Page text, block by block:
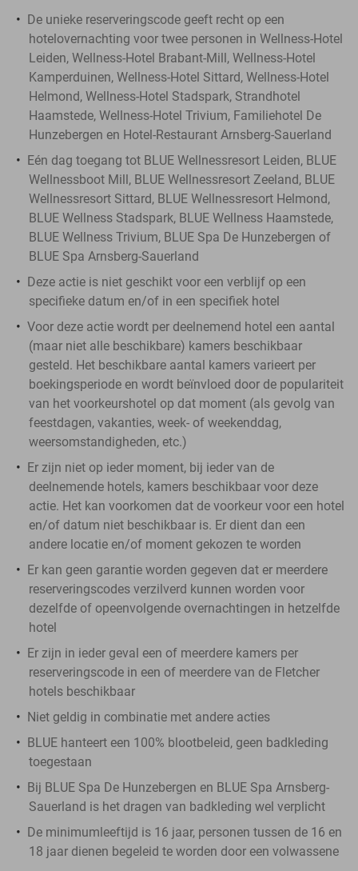
De unieke reserveringscode geeft recht op een
hotelovernachting voor twee personen in Wellness-Hotel
Leiden, Wellness-Hotel Brabant-Mill, Wellness-Hotel
Kamperduinen, Wellness-Hotel Sittard, Wellness-Hotel
Helmond, Wellness-Hotel Stadspark, Strandhotel
Haamstede, Wellness-Hotel Trivium, Familiehotel De
Hunzebergen en Hotel-Restaurant Arnsberg-Sauerland
Eén dag toegang tot BLUE Wellnessresort Leiden, BLUE
Wellnessboot Mill, BLUE Wellnessresort Zeeland, BLUE
Wellnessresort Sittard, BLUE Wellnessresort Helmond,
BLUE Wellness Stadspark, BLUE Wellness Haamstede,
BLUE Wellness Trivium, BLUE Spa De Hunzebergen of
BLUE Spa Arnsberg-Sauerland
Deze actie is niet geschikt voor een verblijf op een
specifieke datum en/of in een specifiek hotel
Voor deze actie wordt per deelnemend hotel een aantal
(maar niet alle beschikbare) kamers beschikbaar
gesteld. Het beschikbare aantal kamers varieert per
boekingsperiode en wordt beïnvloed door de populariteit
van het voorkeurshotel op dat moment (als gevolg van
feestdagen, vakanties, week- of weekenddag,
weersomstandigheden, etc.)
Er zijn niet op ieder moment, bij ieder van de
deelnemende hotels, kamers beschikbaar voor deze
actie. Het kan voorkomen dat de voorkeur voor een hotel
en/of datum niet beschikbaar is. Er dient dan een
andere locatie en/of moment gekozen te worden
Er kan geen garantie worden gegeven dat er meerdere
reserveringscodes verzilverd kunnen worden voor
dezelfde of opeenvolgende overnachtingen in hetzelfde
hotel
Er zijn in ieder geval een of meerdere kamers per
reserveringscode in een of meerdere van de Fletcher
hotels beschikbaar
Niet geldig in combinatie met andere acties
BLUE hanteert een 100% blootbeleid, geen badkleding
toegestaan
Bij BLUE Spa De Hunzebergen en BLUE Spa Arnsberg-
Sauerland is het dragen van badkleding wel verplicht
De minimumleeftijd is 16 jaar, personen tussen de 16 en
18 jaar dienen begeleid te worden door een volwassene